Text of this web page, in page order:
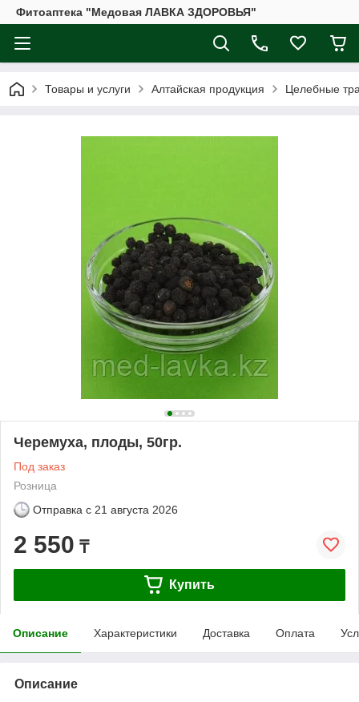
Фитоаптека "Медовая ЛАВКА ЗДОРОВЬЯ"
Товары и услуги Алтайская продукция Целебные
Черемуха, плоды, 50гр.
Под заказ
Розница
Отправка с 21 августа 2026
2 550 ₸
Купить
Описание Характеристики Доставка Оплата
Описание